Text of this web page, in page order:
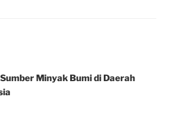
Minyak Bumi di Daerah